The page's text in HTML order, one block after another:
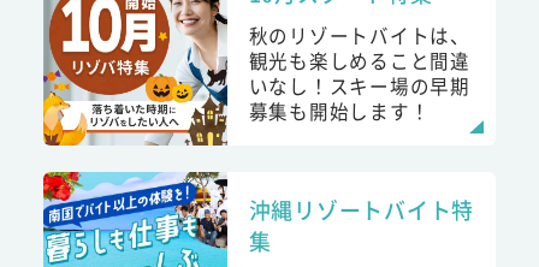
秋のリゾートバイトは、
観光も楽しめること間違
いなし！スキー場の早期
募集も開始します！
沖縄リゾートバイト特
集